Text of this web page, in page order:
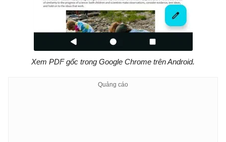
Xem PDF gốc trong Google Chrome trên Android.